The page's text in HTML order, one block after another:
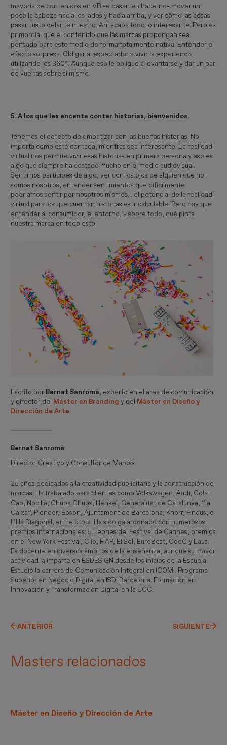
mayoría de contenidos en VR se basan en hacernos mover un
poco la cabeza hacia los lados y hacia arriba, y ver cómo las cosas
pasan justo delante nuestro. Ahí acaba todo lo interesante. Pero es
primordial que el contenido que las marcas propongan sea
pensado para este medio de forma totalmente nativa. Entender el
efecto sorpresa. Obligar al espectador a vivir la experiencia
utilizando los 360º. Aunque eso le obligue a levantarse y dar un par
de vueltas sobre sí mismo.
5. A los que les encanta contar historias, bienvenidos.
Tenemos el defecto de empatizar con las buenas historias. No
importa como esté contada, mientras sea interesante. La realidad
virtual nos permite vivir esas historias en primera persona y eso es
algo que siempre ha costado mucho en el medio audiovisual.
Sentirnos partícipes de algo, ver con los ojos de alguien que no
somos nosotros, entender sentimientos que difícilmente
podríamos sentir por nosotros mismos... el potencial de la realidad
virtual para los que cuentan historias es incalculable. Pero hay que
entender al consumidor, el entorno, y sobre todo, qué pinta
nuestra marca en todo esto.
Escrito por Bernat Sanromà, experto en el area de comunicación
y director del Máster en Branding y del Máster en Diseño y
Dirección de Arte.
Bernat Sanromà
Director Creativo y Consultor de Marcas
25 años dedicados a la creatividad publicitaria y la construcción de
marcas. Ha trabajado para clientes como Volkswagen, Audi, Cola-
Cao, Nocilla, Chupa Chups, Henkel, Generalitat de Catalunya, “la
Caixa”, Pioneer, Epson, Ajuntament de Barcelona, Knorr, Findus, o
L’Illa Diagonal, entre otros. Ha sido galardonado con numerosos
premios internacionales: 5 Leones del Festival de Cannes, premios
en el New York Festival, Clio, FIAP, El Sol, EuroBest, CdeC y Laus.
Es docente en diversos ámbitos de la enseñanza, aunque su mayor
actividad la imparte en ESDESIGN desde los inicios de la Escuela.
Estudió la carrera de Comunicación Integral en ICOMI. Programa
Superior en Negocio Digital en ISDI Barcelona. Formación en
Innovación y Transformación Digital en la UOC.
ANTERIOR SIGUIENTE
Masters relacionados
Máster en Diseño y Dirección de Arte